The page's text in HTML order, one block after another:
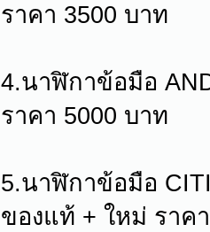
ราคา 3500 บาท
4.นาฬิกาข้อมือ
ราคา 5000 บาท
5.นาฬิกาข้อมือ
ของแท้ + ใหม่ ราค